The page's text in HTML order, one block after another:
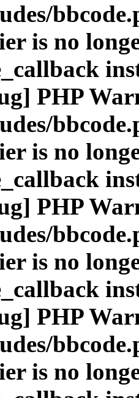
is no
PHP
is no
PHP
is no
PHP
is no